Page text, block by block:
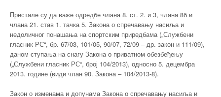
Престале су да важе одредбе члана 8. ст. 2. и 3, члана 8б и
члана 21. став 1. тачка 5. Закона о спречавању насиља и
недоличног понашања на спортским приредбама („Службени
гласник РС“, бр. 67/03, 101/05, 90/07, 72/09 – др. закон и 111/09),
даном ступања на снагу Закона о приватном обезбеђењу
(„Службени гласник РС“, број 104/2013), односно 5. децембра
2013. године (види члан 90. Закона – 104/2013-8).
Закон о изменама и допунама Закона о спречавању насиља и